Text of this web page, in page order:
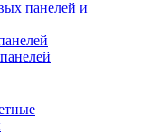
панелей и